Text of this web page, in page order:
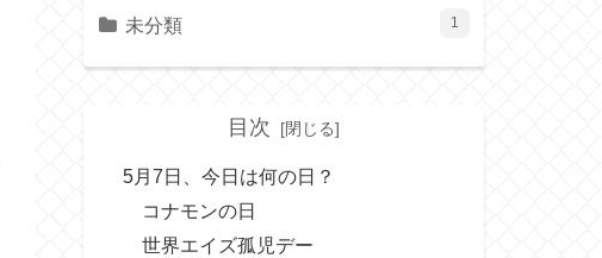
未分類 1
目次
5月7日、今日は何の日？
コナモンの日
世界エイズ孤児デー